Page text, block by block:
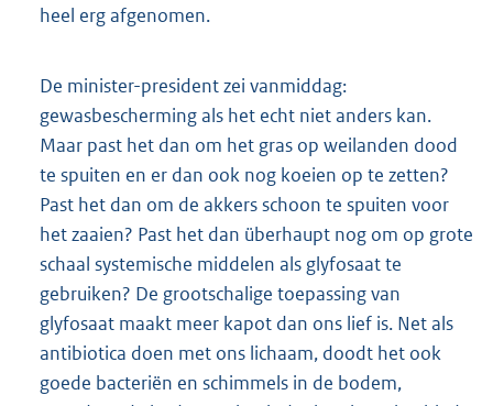
heel erg afgenomen.
De minister-president zei vanmiddag:
gewasbescherming als het echt niet anders kan.
Maar past het dan om het gras op weilanden dood
te spuiten en er dan ook nog koeien op te zetten?
Past het dan om de akkers schoon te spuiten voor
het zaaien? Past het dan überhaupt nog om op grote
schaal systemische middelen als glyfosaat te
gebruiken? De grootschalige toepassing van
glyfosaat maakt meer kapot dan ons lief is. Net als
antibiotica doen met ons lichaam, doodt het ook
goede bacteriën en schimmels in de bodem,